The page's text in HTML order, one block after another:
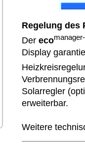
Regelung des
Der eco
Display
Solarregler
erweiterbar.
Weitere